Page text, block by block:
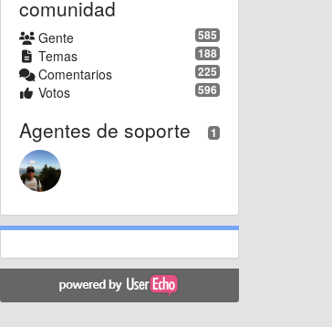
comunidad
585
Gente
188
Temas
225
Comentarios
596
Votos
1
Agentes de soporte